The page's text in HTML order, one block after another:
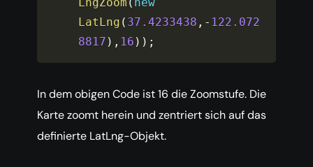
LatLng ( 37.4233438 , - 122.072
8817 ) , 16 ) ) ;
In dem obigen Code ist 16 die Zoomstufe. Die
Karte zoomt herein und zentriert sich auf das
definierte LatLng-Objekt.